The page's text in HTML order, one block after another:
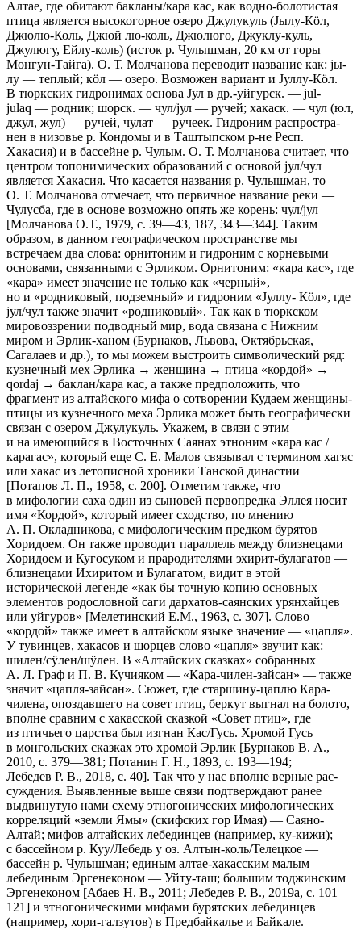
Алтае, где обитают бакланы/кара кас, как водно-болотистая
птица являет­ся высо­когорное озеро Джулукуль (Jылу-Кöл,
Джюлю-Коль, Джюй лю-коль, Джю­люго, Джуклу-куль,
Джулюгу, Ейлу-коль) (исток р. Чулышман, 20 км от го­ры
Монгун-Тайга). О. Т. Молчанова переводит название как: jы­
лу — теп­лый; кöл — озеро. Возможен вариант и Jуллу-Кöл.
В тюркских гид­ронимах основа Jул в др.-уйгурск. — jul-
julaq — родник; шорск. — чул/jул — ручей; ха­каск. — чул (юл,
джул, жул) — ручей, чулат — ручеек. Гидроним распростра­
нен в низовье р. Кондомы и в Таштыпском р-не Респ.
Хакасия) и в бассейне р. Чулым. О. Т. Молчанова считает, что
центром топонимиче­ских образова­ний с основой jул/чул
является Хакасия. Что касается назва­ния р. Чулышман, то
О. Т. Молчанова отмечает, что первичное название ре­ки —
Чулусба, где в основе возможно опять же корень: чул/jул
[Молчано­ва О.Т., 1979, с. 39—43, 187, 343—344]. Таким
образом, в данном географиче­ском про­странстве мы
встречаем два слова: орнитоним и гидроним с корневыми
основами, связанными с Эрликом. Орнитоним: «кара кас», где
«кара» имеет значение не только как «черный»,
но и «родниковый, под­земный» и гидроним «Jуллу- Кöл», где
jул/чул также значит «роднико­вый». Так как в тюркском
мировоззрении подводный мир, вода связана с Нижним
миром и Эрлик-ханом (Бурнаков, Львова, Октябрьская,
Сагалаев и др.), то мы можем выстроить символический ряд:
кузнечный мех Эрлика → женщина → птица «кордой» →
qordaj → баклан/кара кас, а также предположить, что
фрагмент из алтайского мифа о сотворении Кудаем женщины-
птицы из кузнечного меха Эрлика может быть географически
связан с озером Джу­лукуль. Укажем, в связи с этим
и на имеющийся в Восточных Саянах эт­ноним «кара кас /
карагас», который еще С. Е. Малов связывал с термином хагяс
или хакас из летописной хроники Танской ди­настии
[Потапов Л. П., 1958, с. 200]. Отметим также, что
в мифологии саха один из сыновей пер­вопредка Эллея носит
имя «Кордой», который имеет сходство, по мнению
А. П. Окладникова, с мифологическим предком буря­тов
Хоридоем. Он так­же проводит параллель между близнецами
Хоридоем и Кугосуком и пра­родителями эхирит-булагатов —
близнецами Ихиритом и Булагатом, видит в этой
исторической легенде «как бы точную копию основных
элементов родословной саги дархатов-саянских урянхай­цев
или уйгуров» [Меле­тинский Е.М., 1963, с. 307]. Слово
«кордой» также имеет в алтайском языке значение — «цапля».
У тувинцев, хакасов и шорцев слово «цапля» звучит как:
шилен/сÿлен/шÿлен. В «Алтайских сказках» собран­ных
А. Л. Граф и П. В. Кучияком — «Кара-чилен-зайсан» — также
значит «цапля-зайсан». Сюжет, где старшину-цаплю Кара-
чилена, опоздавшего на совет птиц, бер­кут выгнал на болото,
вполне сравним с хакасской сказ­кой «Совет птиц», где
из птичьего царства был изгнан Кас/Гусь. Хромой Гусь
в монгольских сказках это хромой Эрлик [Бурнаков В. А.,
2010, с. 379—381; Потанин Г. Н., 1893, с. 193—194;
Лебедев Р. В., 2018, с. 40]. Так что у нас вполне верные рас­
суждения. Выявленные выше связи подтверждают ранее
выдвинутую нами схему этногонических мифологических
корреляций «земли Ямы» (скиф­ских гор Имая) — Саяно-
Алтай; мифов алтайских ле­бединцев (например, ку-кижи);
с бассейном р. Куу/Лебедь у оз. Алтын-коль/Телецкое —
бассейн р. Чулышман; единым алтае-хакасским малым
лебединым Эргенеконом — Уйту-таш; большим тоджинским
Эргенеконом [Абаев Н. В., 2011; Лебедев Р. В., 2019а, с. 101—
121] и этногоническими мифами бурятских лебединцев
(например, хори-галзутов) в Предбайкалье и Байкале.